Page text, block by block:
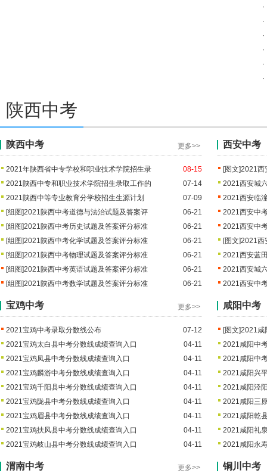
2021北京中考通州区高中录取分数线公布
2021北京中考门头沟各高中录取
2021北京中考门头沟各高中录取 2021北京中考怀柔各高中录取分
2021沈阳中考第三批次高中录取分数线公布
2021沈阳中考第三批次高中录取 2021沈阳中考第一批次高中录取
2021年海南省中招第二批投档分数线（二）
2021年海南省中招第三批投档分 2021年海南省中招第二批投档分
·
·
·
·
·
·
陕西中考
陕西中考 更多>>
2021年陕西省中专学校和职业技术学院招生录
08-15
2021陕西中专和职业技术学院招生录取工作的
07-14
2021陕西中等专业教育分学校招生生源计划
07-09
[组图]2021陕西中考道德与法治试题及答案评
06-21
[组图]2021陕西中考历史试题及答案评分标准
06-21
[组图]2021陕西中考化学试题及答案评分标准
06-21
[组图]2021陕西中考物理试题及答案评分标准
06-21
[组图]2021陕西中考英语试题及答案评分标准
06-21
[组图]2021陕西中考数学试题及答案评分标准 06-21
西安中考
[图文]2021西
2021西安城
2021西安临
2021西安中
2021西安中
[图文]2021西
2021西安蓝
2021西安城
2021西安中
宝鸡中考 更多>>
2021宝鸡中考录取分数线公布
07-12
2021宝鸡太白县中考分数线成绩查询入口
04-11
2021宝鸡凤县中考分数线成绩查询入口
04-11
2021宝鸡麟游中考分数线成绩查询入口
04-11
2021宝鸡千阳县中考分数线成绩查询入口
04-11
2021宝鸡陇县中考分数线成绩查询入口
04-11
2021宝鸡眉县中考分数线成绩查询入口
04-11
2021宝鸡扶风县中考分数线成绩查询入口
04-11
2021宝鸡岐山县中考分数线成绩查询入口
04-11
咸阳中考
[图文]2021咸
2021咸阳中
2021咸阳中
2021咸阳兴
2021咸阳泾
2021咸阳三
2021咸阳乾
2021咸阳礼
2021咸阳永
渭南中考 更多>> 铜川中考